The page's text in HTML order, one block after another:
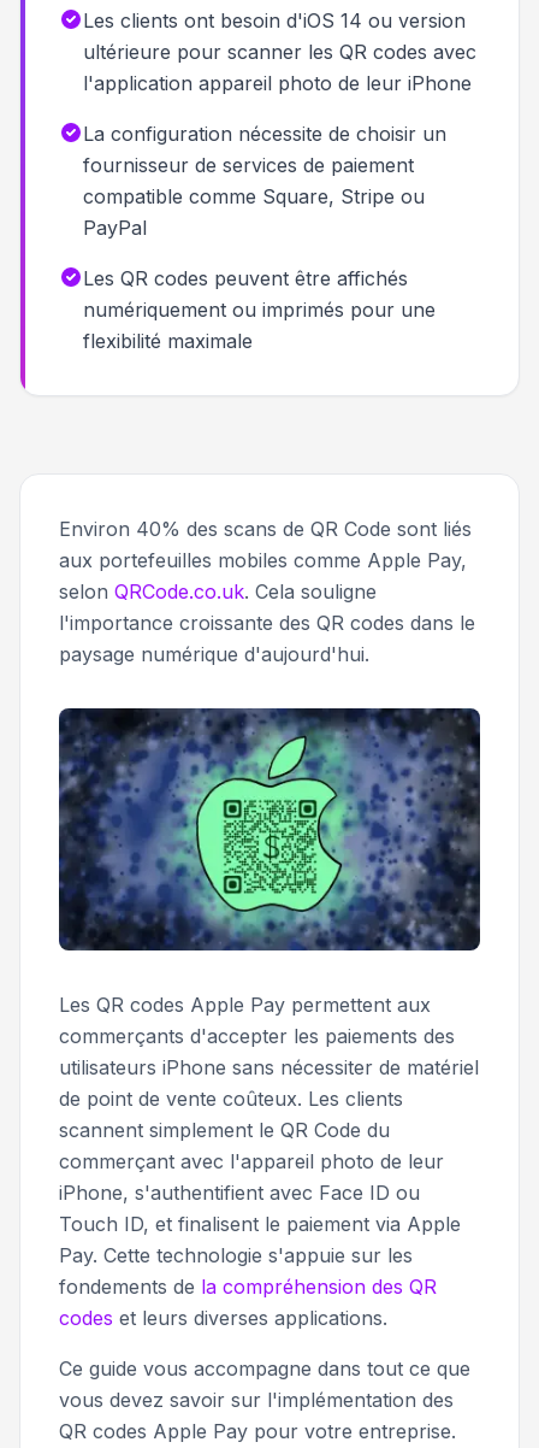
Les clients ont besoin d'iOS 14 ou version
ultérieure pour scanner les QR codes avec
l'application appareil photo de leur iPhone
La configuration nécessite de choisir un
fournisseur de services de paiement
compatible comme Square, Stripe ou
PayPal
Les QR codes peuvent être affichés
numériquement ou imprimés pour une
flexibilité maximale
Environ 40% des scans de QR Code sont liés
aux portefeuilles mobiles comme Apple Pay,
selon QRCode.co.uk. Cela souligne
l'importance croissante des QR codes dans le
paysage numérique d'aujourd'hui.
Les QR codes Apple Pay permettent aux
commerçants d'accepter les paiements des
utilisateurs iPhone sans nécessiter de matériel
de point de vente coûteux. Les clients
scannent simplement le QR Code du
commerçant avec l'appareil photo de leur
iPhone, s'authentifient avec Face ID ou
Touch ID, et finalisent le paiement via Apple
Pay. Cette technologie s'appuie sur les
fondements de la compréhension des QR
codes et leurs diverses applications.
Ce guide vous accompagne dans tout ce que
vous devez savoir sur l'implémentation des
QR codes Apple Pay pour votre entreprise.